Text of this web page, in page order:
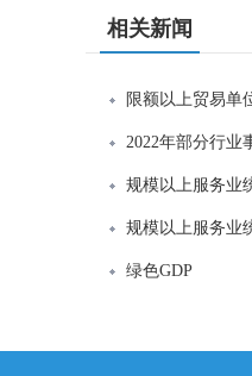
相关新闻
限额以上贸易单
2022年部分行业
规模以上服务业
规模以上服务业
绿色GDP